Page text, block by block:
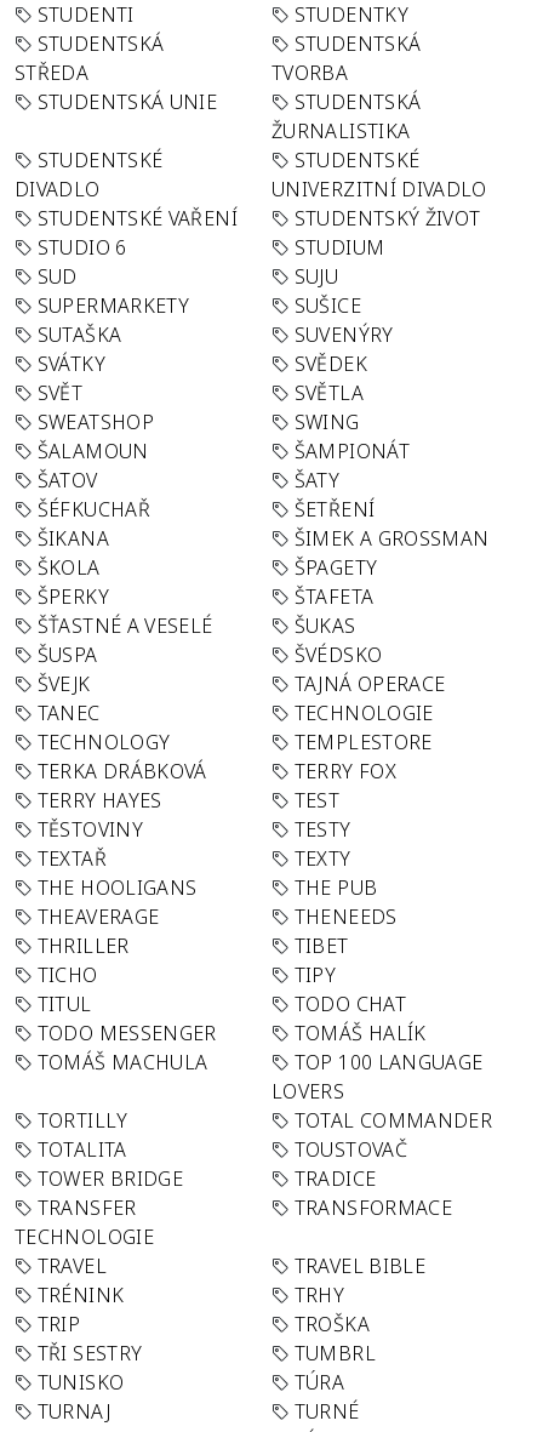
STUDENTI
STUDENTKY
STUDENTSKÁ
STŘEDA
STUDENTSKÁ
TVORBA
STUDENTSKÁ UNIE
STUDENTSKÁ
ŽURNALISTIKA
STUDENTSKÉ
DIVADLO
STUDENTSKÉ
UNIVERZITNÍ DIVADLO
STUDENTSKÉ VAŘENÍ
STUDENTSKÝ ŽIVOT
STUDIO 6
STUDIUM
SUD
SUJU
SUPERMARKETY
SUŠICE
SUTAŠKA
SUVENÝRY
SVÁTKY
SVĚDEK
SVĚT
SVĚTLA
SWEATSHOP
SWING
ŠALAMOUN
ŠAMPIONÁT
ŠATOV
ŠATY
ŠÉFKUCHAŘ
ŠETŘENÍ
ŠIKANA
ŠIMEK A GROSSMAN
ŠKOLA
ŠPAGETY
ŠPERKY
ŠTAFETA
ŠŤASTNÉ A VESELÉ
ŠUKAS
ŠUSPA
ŠVÉDSKO
ŠVEJK
TAJNÁ OPERACE
TANEC
TECHNOLOGIE
TECHNOLOGY
TEMPLESTORE
TERKA DRÁBKOVÁ
TERRY FOX
TERRY HAYES
TEST
TĚSTOVINY
TESTY
TEXTAŘ
TEXTY
THE HOOLIGANS
THE PUB
THEAVERAGE
THENEEDS
THRILLER
TIBET
TICHO
TIPY
TITUL
TODO CHAT
TODO MESSENGER
TOMÁŠ HALÍK
TOMÁŠ MACHULA
TOP 100 LANGUAGE
LOVERS
TORTILLY
TOTAL COMMANDER
TOTALITA
TOUSTOVAČ
TOWER BRIDGE
TRADICE
TRANSFER
TECHNOLOGIE
TRANSFORMACE
TRAVEL
TRAVEL BIBLE
TRÉNINK
TRHY
TRIP
TROŠKA
TŘI SESTRY
TUMBRL
TUNISKO
TÚRA
TURNAJ
TURNÉ